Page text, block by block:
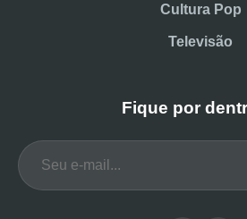
Cultura Pop
Televisão
Fique por